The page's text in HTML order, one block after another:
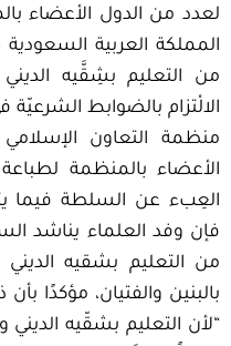
لعدد من الدول الأعضاء
المملكة العربية
من التعليم بشِقَّيه
الالْتزام بالضوابط
منظمة التعاون
الأعضاء بالمنظمة
العِبء عن السلطة فيما
فإن وفد العلماء يناشد
من التعليم بشقيه
بالبنين والفتيان، مؤكدًا
“لأن التعليم بشقّيه